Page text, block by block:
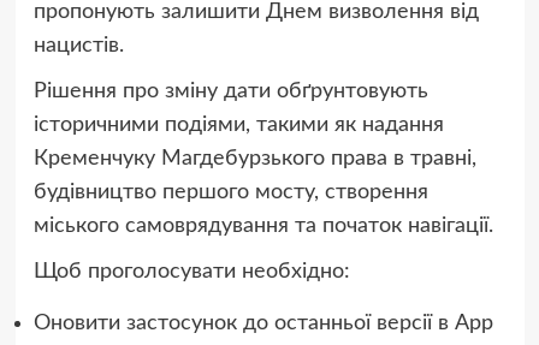
пропонують залишити Днем визволення від
нацистів.
Рішення про зміну дати обґрунтовують
історичними подіями, такими як надання
Кременчуку Магдебурзького права в травні,
будівництво першого мосту, створення
міського самоврядування та початок навігації.
Щоб проголосувати необхідно:
Оновити застосунок до останньої версії в App